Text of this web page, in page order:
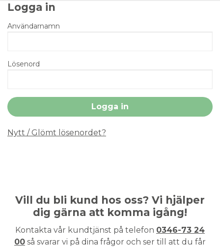
Logga in
Användarnamn
Lösenord
Nytt / Glömt lösenordet?
Vill du bli kund hos oss? Vi hjälper
dig gärna att komma igång!
Kontakta vår kundtjänst på telefon 0346-73 24
00 så svarar vi på dina frågor och ser till att du får